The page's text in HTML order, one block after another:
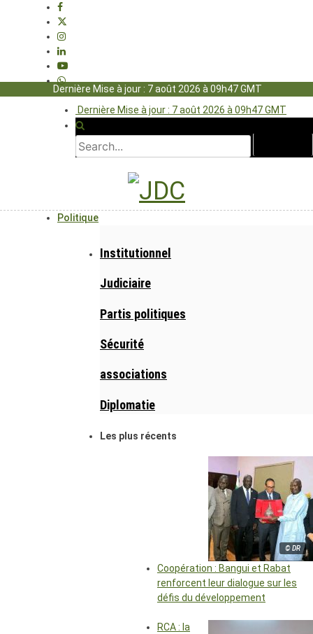
Dernière Mise à jour : 7 août 2026 à 09h47 GMT
Dernière Mise à jour : 7 août 2026 à 09h47 GMT
Politique
Institutionnel
Judiciaire
Partis politiques
Sécurité
associations
Diplomatie
Les plus récents
© DR
Coopération : Bangui et Rabat
renforcent leur dialogue sur les
défis du développement
RCA : la